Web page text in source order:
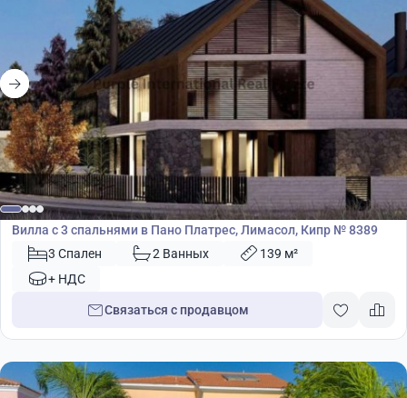
€575 000
Вилла
Вилла с 3 спальнями в Пано Платрес, Лимасол, Кипр № 8389
3 Спален
2 Ванных
139 м²
+ НДС
Связаться с продавцом